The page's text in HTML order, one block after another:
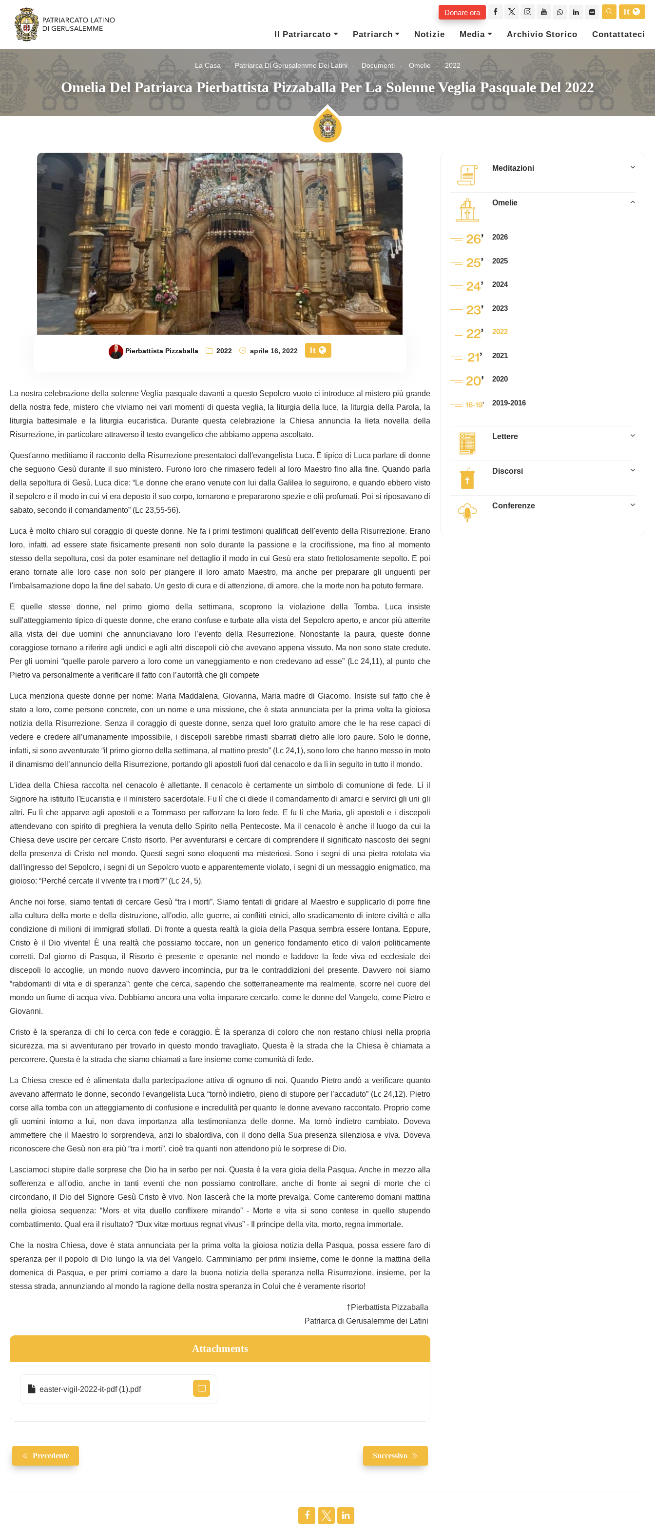
Donare ora
It
Il Patriarcato
Patriarch Notizie Media Archivio Storico Contattateci
La Casa Patriarca Di Gerusalemme Dei Latini Documenti Omelie 2022
Omelia Del Patriarca Pierbattista Pizzaballa Per La Solenne Veglia Pasquale Del 2022
Pierbattista Pizzaballa 2022 aprile 16, 2022 It
La nostra celebrazione della solenne Veglia pasquale davanti a questo Sepolcro vuoto ci introduce al mistero più grande
della nostra fede, mistero che viviamo nei vari momenti di questa veglia, la liturgia della luce, la liturgia della Parola, la
liturgia battesimale e la liturgia eucaristica. Durante questa celebrazione la Chiesa annuncia la lieta novella della
Risurrezione, in particolare attraverso il testo evangelico che abbiamo appena ascoltato.
Quest'anno meditiamo il racconto della Risurrezione presentatoci dall'evangelista Luca. È tipico di Luca parlare di donne
che seguono Gesù durante il suo ministero. Furono loro che rimasero fedeli al loro Maestro fino alla fine. Quando parla
della sepoltura di Gesù, Luca dice: “Le donne che erano venute con lui dalla Galilea lo seguirono, e quando ebbero visto
il sepolcro e il modo in cui vi era deposto il suo corpo, tornarono e prepararono spezie e olii profumati. Poi si riposavano di
sabato, secondo il comandamento” (Lc 23,55-56).
Luca è molto chiaro sul coraggio di queste donne. Ne fa i primi testimoni qualificati dell'evento della Risurrezione. Erano
loro, infatti, ad essere state fisicamente presenti non solo durante la passione e la crocifissione, ma fino al momento
stesso della sepoltura, così da poter esaminare nel dettaglio il modo in cui Gesù era stato frettolosamente sepolto. E poi
erano tornate alle loro case non solo per piangere il loro amato Maestro, ma anche per preparare gli unguenti per
l'imbalsamazione dopo la fine del sabato. Un gesto di cura e di attenzione, di amore, che la morte non ha potuto fermare.
E quelle stesse donne, nel primo giorno della settimana, scoprono la violazione della Tomba. Luca insiste
sull'atteggiamento tipico di queste donne, che erano confuse e turbate alla vista del Sepolcro aperto, e ancor più atterrite
alla vista dei due uomini che annunciavano loro l’evento della Resurrezione. Nonostante la paura, queste donne
coraggiose tornano a riferire agli undici e agli altri discepoli ciò che avevano appena vissuto. Ma non sono state credute.
Per gli uomini “quelle parole parvero a loro come un vaneggiamento e non credevano ad esse” (Lc 24,11), al punto che
Pietro va personalmente a verificare il fatto con l’autorità che gli compete
Luca menziona queste donne per nome: Maria Maddalena, Giovanna, Maria madre di Giacomo. Insiste sul fatto che è
stato a loro, come persone concrete, con un nome e una missione, che è stata annunciata per la prima volta la gioiosa
notizia della Risurrezione. Senza il coraggio di queste donne, senza quel loro gratuito amore che le ha rese capaci di
vedere e credere all’umanamente impossibile, i discepoli sarebbe rimasti sbarrati dietro alle loro paure. Solo le donne,
infatti, si sono avventurate “il primo giorno della settimana, al mattino presto” (Lc 24,1), sono loro che hanno messo in moto
il dinamismo dell’annuncio della Risurrezione, portando gli apostoli fuori dal cenacolo e da lì in seguito in tutto il mondo.
L'idea della Chiesa raccolta nel cenacolo è allettante. Il cenacolo è certamente un simbolo di comunione di fede. Lì il
Signore ha istituito l'Eucaristia e il ministero sacerdotale. Fu lì che ci diede il comandamento di amarci e servirci gli uni gli
altri. Fu lì che apparve agli apostoli e a Tommaso per rafforzare la loro fede. E fu lì che Maria, gli apostoli e i discepoli
attendevano con spirito di preghiera la venuta dello Spirito nella Pentecoste. Ma il cenacolo è anche il luogo da cui la
Chiesa deve uscire per cercare Cristo risorto. Per avventurarsi e cercare di comprendere il significato nascosto dei segni
della presenza di Cristo nel mondo. Questi segni sono eloquenti ma misteriosi. Sono i segni di una pietra rotolata via
dall'ingresso del Sepolcro, i segni di un Sepolcro vuoto e apparentemente violato, i segni di un messaggio enigmatico, ma
gioioso: “Perché cercate il vivente tra i morti?” (Lc 24, 5).
Anche noi forse, siamo tentati di cercare Gesù “tra i morti”. Siamo tentati di gridare al Maestro e supplicarlo di porre fine
alla cultura della morte e della distruzione, all'odio, alle guerre, ai conflitti etnici, allo sradicamento di intere civiltà e alla
condizione di milioni di immigrati sfollati. Di fronte a questa realtà la gioia della Pasqua sembra essere lontana. Eppure,
Cristo è il Dio vivente! È una realtà che possiamo toccare, non un generico fondamento etico di valori politicamente
corretti. Dal giorno di Pasqua, il Risorto è presente e operante nel mondo e laddove la fede viva ed ecclesiale dei
discepoli lo accoglie, un mondo nuovo davvero incomincia, pur tra le contraddizioni del presente. Davvero noi siamo
“rabdomanti di vita e di speranza”: gente che cerca, sapendo che sotterraneamente ma realmente, scorre nel cuore del
mondo un fiume di acqua viva. Dobbiamo ancora una volta imparare cercarlo, come le donne del Vangelo, come Pietro e
Giovanni.
Cristo è la speranza di chi lo cerca con fede e coraggio. È la speranza di coloro che non restano chiusi nella propria
sicurezza, ma si avventurano per trovarlo in questo mondo travagliato. Questa è la strada che la Chiesa è chiamata a
percorrere. Questa è la strada che siamo chiamati a fare insieme come comunità di fede.
La Chiesa cresce ed è alimentata dalla partecipazione attiva di ognuno di noi. Quando Pietro andò a verificare quanto
avevano affermato le donne, secondo l'evangelista Luca “tornò indietro, pieno di stupore per l’accaduto” (Lc 24,12). Pietro
corse alla tomba con un atteggiamento di confusione e incredulità per quanto le donne avevano raccontato. Proprio come
gli uomini intorno a lui, non dava importanza alla testimonianza delle donne. Ma tornò indietro cambiato. Doveva
ammettere che il Maestro lo sorprendeva, anzi lo sbalordiva, con il dono della Sua presenza silenziosa e viva. Doveva
riconoscere che Gesù non era più “tra i morti”, cioè tra quanti non attendono più le sorprese di Dio.
Lasciamoci stupire dalle sorprese che Dio ha in serbo per noi. Questa è la vera gioia della Pasqua. Anche in mezzo alla
sofferenza e all'odio, anche in tanti eventi che non possiamo controllare, anche di fronte ai segni di morte che ci
circondano, il Dio del Signore Gesù Cristo è vivo. Non lascerà che la morte prevalga. Come canteremo domani mattina
nella gioiosa sequenza: “Mors et vita duello conflixere mirando” - Morte e vita si sono contese in quello stupendo
combattimento. Qual era il risultato? “Dux vitæ mortuus regnat vivus” - Il principe della vita, morto, regna immortale.
Che la nostra Chiesa, dove è stata annunciata per la prima volta la gioiosa notizia della Pasqua, possa essere faro di
speranza per il popolo di Dio lungo la via del Vangelo. Camminiamo per primi insieme, come le donne la mattina della
domenica di Pasqua, e per primi corriamo a dare la buona notizia della speranza nella Risurrezione, insieme, per la
stessa strada, annunziando al mondo la ragione della nostra speranza in Colui che è veramente risorto!
†Pierbattista Pizzaballa
Patriarca di Gerusalemme dei Latini
Attachments
easter-vigil-2022-it-pdf (1).pdf
Precedente Successivo
Meditazioni
Omelie
2026
2025
2024
2023
2022
2021
2020
2019-2016
Lettere
Discorsi
Conferenze